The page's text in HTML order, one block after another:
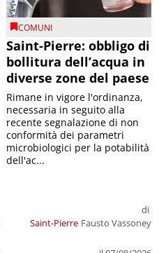
COMUNI
Saint-Pierre: obbligo di
bollitura dell’acqua in
diverse zone del paese
Saint-Pierre
di
Fausto Vassoney
Rimane in vigore l'ordinanza,
necessaria in seguito alla
recente segnalazione di non
conformità dei parametri
microbiologici per la potabilità
dell'ac...